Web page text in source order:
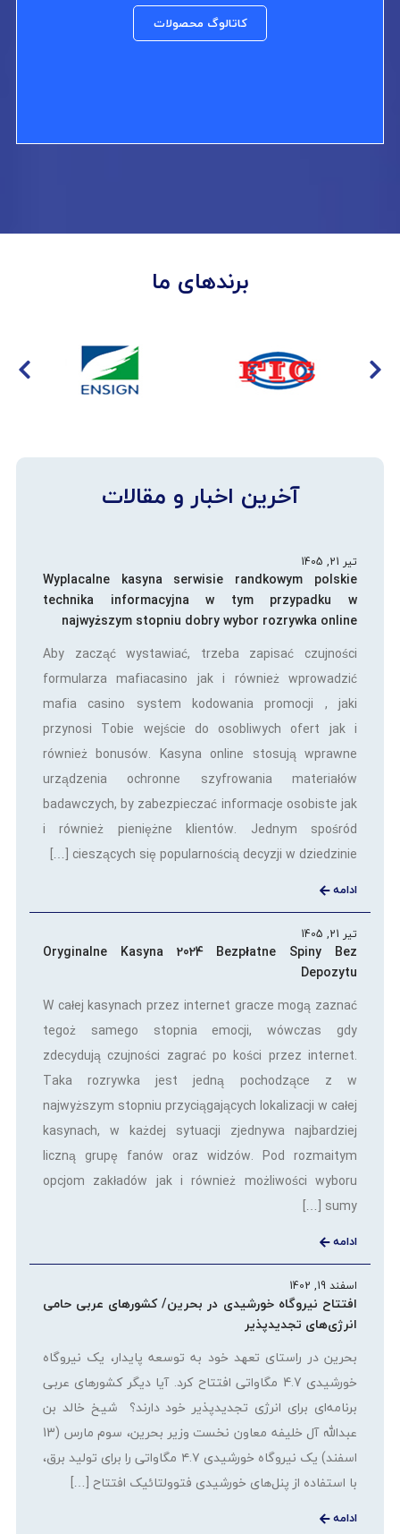
کاتالوگ محصولات
برندهای ما
آخرین اخبار و مقالات
تیر 21, 1405
Wyplacalne kasyna serwisie randkowym polskie
technika informacyjna w tym przypadku w
najwyższym stopniu dobry wybor rozrywka online
Aby zacząć wystawiać, trzeba zapisać czujności
formularza mafiacasino jak i również wprowadzić
mafia casino system kodowania promocji , jaki
przynosi Tobie wejście do osobliwych ofert jak i
również bonusów. Kasyna online stosują wprawne
urządzenia ochronne szyfrowania materiałów
badawczych, by zabezpieczać informacje osobiste jak
i również pieniężne klientów. Jednym spośród
cieszących się popularnością decyzji w dziedzinie […]
ادامه
تیر 21, 1405
Oryginalne Kasyna 2024 Bezpłatne Spiny Bez
Depozytu
W całej kasynach przez internet gracze mogą zaznać
tegoż samego stopnia emocji, wówczas gdy
zdecydują czujności zagrać po kości przez internet.
Taka rozrywka jest jedną pochodzące z w
najwyższym stopniu przyciągających lokalizacji w całej
kasynach, w każdej sytuacji zjednywa najbardziej
liczną grupę fanów oraz widzów. Pod rozmaitym
opcjom zakładów jak i również możliwości wyboru
sumy […]
ادامه
اسفند 19, 1402
افتتاح نیروگاه خورشیدی در بحرین/ کشورهای عربی حامی
انرژی‌های تجدیدپذیر
بحرین در راستای تعهد خود به توسعه پایدار، یک نیروگاه
خورشیدی 4.7 مگاواتی افتتاح کرد. آیا دیگر کشورهای عربی
برنامه‌ای برای انرژی تجدیدپذیر خود دارند؟ شیخ خالد بن
عبدالله آل خلیفه معاون نخست وزیر بحرین، سوم مارس (13
اسفند) یک نیروگاه خورشیدی ۴.۷ مگاواتی را برای تولید برق،
با استفاده از پنل‌های خورشیدی فتوولتائیک افتتاح […]
ادامه